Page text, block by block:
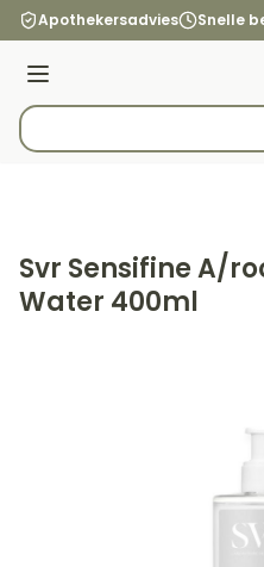
Ga naar de inhoud
Apothekersadvies Snelle
Menu
Product, merk, categorie...
Svr Sensifine A/
Water 400ml